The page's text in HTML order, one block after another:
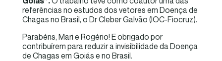
referências no estudos dos vetores em Doença de
Chagas no Brasil, o Dr Cleber Galvão (IOC-Fiocruz).
Parabéns, Mari e Rogério! E obrigado por
contribuírem para reduzir a invisibilidade da Doença
de Chagas em Goiás e no Brasil.